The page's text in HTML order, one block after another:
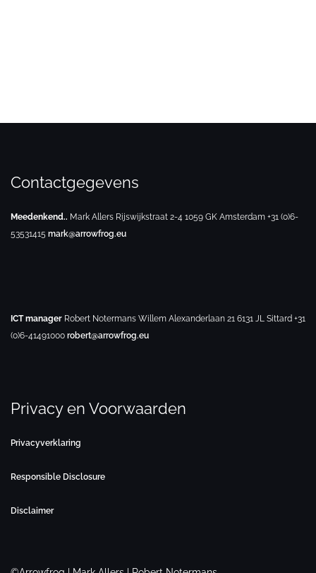
Contactgegevens
Meedenkend.. Mark Allers Rijswijkstraat 2-4 1059 GK Amsterdam +31 (0)6-
53531415 mark@arrowfrog.eu
ICT manager Robert Notermans Willem Alexanderlaan 21 6131 JL Sittard +31
(0)6-41491000 robert@arrowfrog.eu
Privacy en Voorwaarden
Privacyverklaring
Responsible Disclosure
Disclaimer